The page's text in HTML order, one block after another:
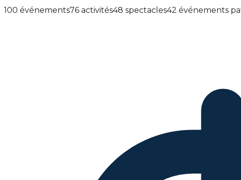
100 événements76 activités48 spectacles42 événements